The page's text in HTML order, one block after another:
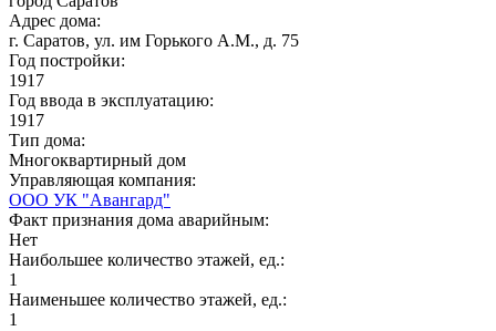
Адрес дома:
г. Саратов, ул. им Горького А.М., д. 75
Год постройки:
1917
Год ввода в эксплуатацию:
1917
Тип дома:
Многоквартирный дом
Управляющая компания:
ООО УК "Авангард"
Факт признания дома аварийным:
Нет
Наибольшее количество этажей, ед.:
1
Наименьшее количество этажей, ед.:
1